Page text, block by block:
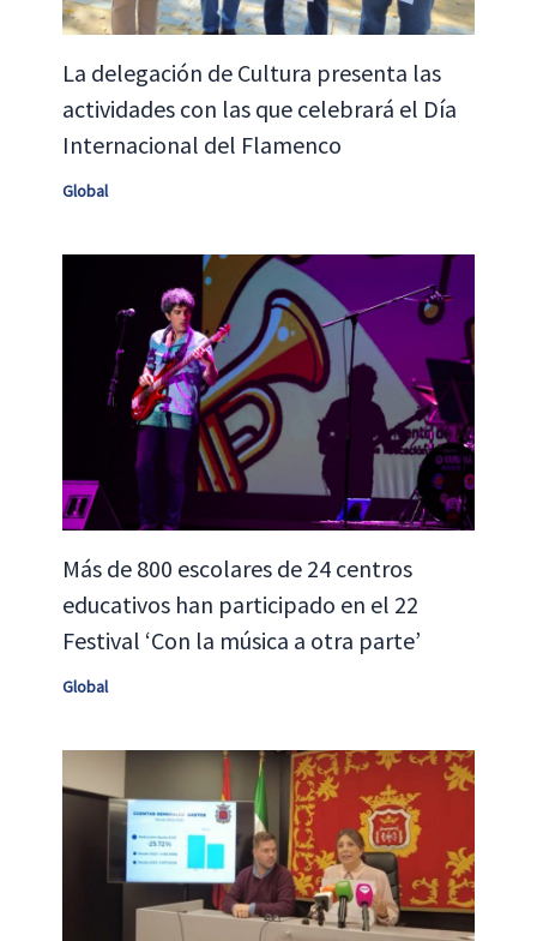
La delegación de Cultura presenta las
actividades con las que celebrará el Día
Internacional del Flamenco
Global
Más de 800 escolares de 24 centros
educativos han participado en el 22
Festival ‘Con la música a otra parte’
Global